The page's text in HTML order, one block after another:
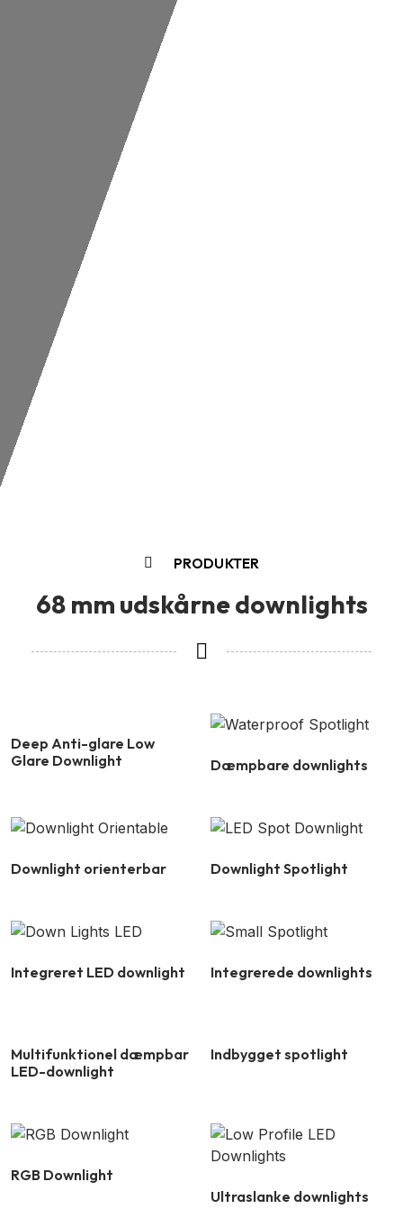
PRODUKTER
68 mm udskårne downlights
Deep Anti-glare Low
Glare Downlight
Dæmpbare downlights
Downlight orienterbar Downlight Spotlight
Integreret LED downlight Integrerede downlights
Multifunktionel dæmpbar
LED-downlight
Indbygget spotlight
RGB Downlight
Ultraslanke downlights